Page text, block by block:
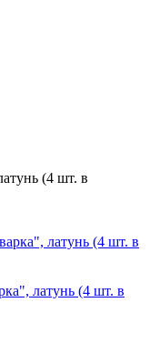
(4 шт. в
латунь (4 шт. в